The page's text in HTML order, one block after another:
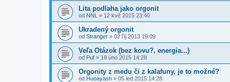
Lita podlaha jako orgonit
od NNL » 12 kvě 2015 23:40
Ukradený orgonit
od Stranger » 02 říj 2013 19:09
Veľa Otázok (bez kovu?, energia...)
od Puf » 18 úno 2015 14:28
Orgonity z medu či z kalafuny, je to možné?
od Huoayash » 05 led 2015 14:28